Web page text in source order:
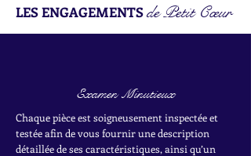
LES ENGAGEMENTSde Petit Cœur
Examen Minutieux
Chaque pièce est soigneusement inspectée et
testée afin de vous fournir une description
détaillée de ses caractéristiques, ainsi qu’un